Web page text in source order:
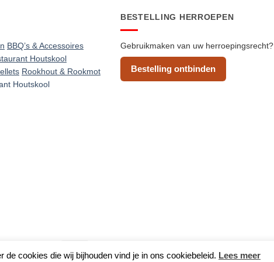
BBQ’s & Accessoires
Houtskool
Rookhout & Rookmot
Houtskool
BESTELLING HERROEPEN
Gebruikmaken van uw herroepingsrecht?
Bestelling ontbinden
cookies die wij bijhouden vind je in ons cookiebeleid. Lees meer